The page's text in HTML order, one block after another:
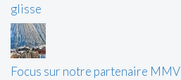
glisse
Focus sur notre partenaire MMV